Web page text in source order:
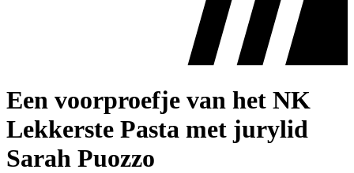
Een voorproefje van het NK
Lekkerste Pasta met jurylid
Sarah Puozzo